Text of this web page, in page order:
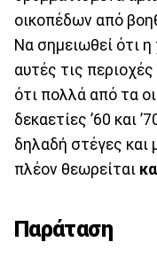
οικοπέδων από
Να σημειωθεί ότι
αυτές τις
ότι πολλά από τα
δεκαετίες ’60 και
δηλαδή στέγες και
πλέον θεωρείται
Παράταση